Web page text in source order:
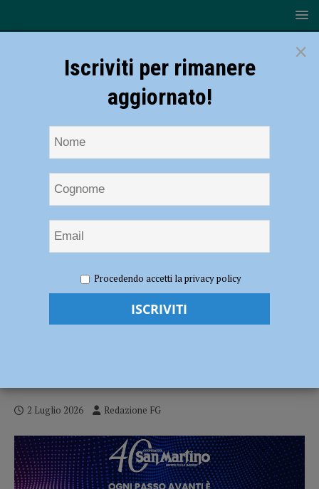
vendere cocaina, spacciatore 24enne arrestato dalla polizia in viale
Sorpreso a vendere cocaina, spacciatore
2 Luglio 2026 Redazione FG
×
Iscriviti per rimanere
aggiornato!
Procedendo accetti la privacy policy